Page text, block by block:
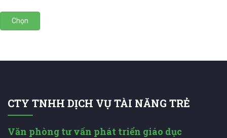
Chọn
CTY TNHH DỊCH VỤ TÀI NĂNG TRẺ
Văn phòng tư vấn phát triển giáo dục